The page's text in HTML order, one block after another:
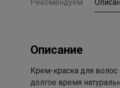
Рекомендуем
Описание
Крем-краска для волос
долгое время